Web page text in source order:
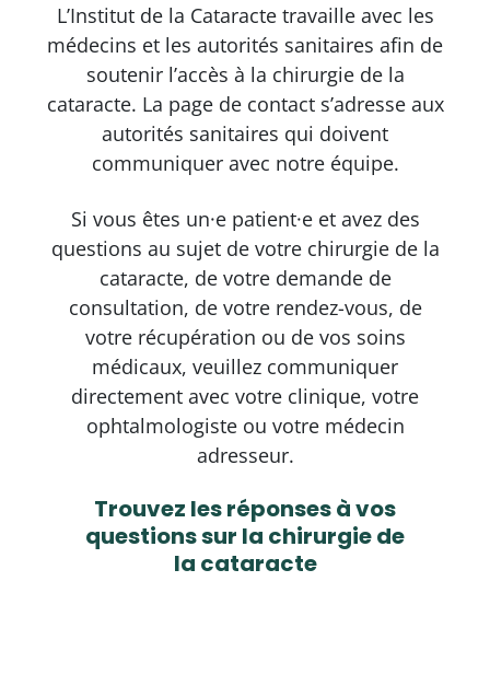
L’Institut de la Cataracte travaille avec les
médecins et les autorités sanitaires afin de
soutenir l’accès à la chirurgie de la
cataracte. La page de contact s’adresse aux
autorités sanitaires qui doivent
communiquer avec notre équipe.
Si vous êtes un·e patient·e et avez des
questions au sujet de votre chirurgie de la
cataracte, de votre demande de
consultation, de votre rendez-vous, de
votre récupération ou de vos soins
médicaux, veuillez communiquer
directement avec votre clinique, votre
ophtalmologiste ou votre médecin
adresseur.
Trouvez les réponses à vos
questions sur la chirurgie de
la cataracte